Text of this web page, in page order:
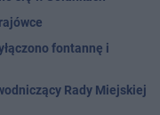
fontannę i
Rady Miejskiej